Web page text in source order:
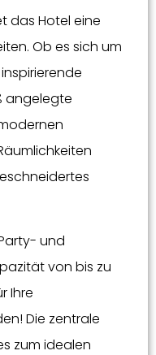
das Hotel eine
Ob es sich um
angelegte
und
von bis zu
Ihre
Die zentrale
zum idealen